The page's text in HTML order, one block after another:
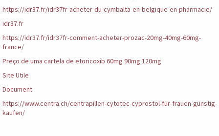
https://idr37.fr/idr37fr-acheter-du-cymbalta-en-belgique-en-pharmacie/
idr37.fr
https://idr37.fr/idr37fr-comment-acheter-prozac-20mg-40mg-60mg-
france/
Preço de uma cartela de etoricoxib 60mg 90mg 120mg
Site Utile
Document
https://www.centra.ch/centrapillen-cytotec-cyprostol-für-frauen-günstig-
kaufen/